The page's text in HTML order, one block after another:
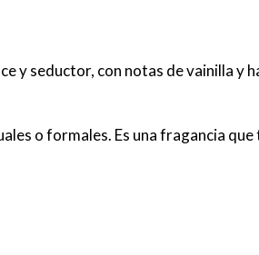
y seductor, con notas de vainilla y
o formales. Es una fragancia